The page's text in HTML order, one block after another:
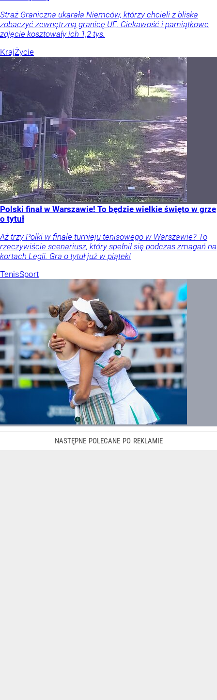
Straż Graniczna ukarała Niemców, którzy chcieli z bliska
zobaczyć zewnętrzną granicę UE. Ciekawość i pamiątkowe
zdjęcie kosztowały ich 1,2 tys.
KrajŻycie
Polski finał w Warszawie! To będzie wielkie święto w grze
o tytuł
Aż trzy Polki w finale turnieju tenisowego w Warszawie? To
rzeczywiście scenariusz, który spełnił się podczas zmagań na
kortach Legii. Gra o tytuł już w piątek!
TenisSport